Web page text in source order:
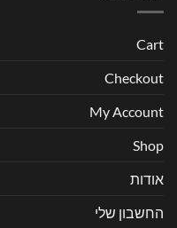
Cart
Checkout
My Account
Shop
אודות
החשבון שלי